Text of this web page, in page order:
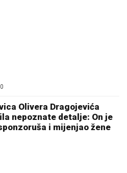
0
Olivera Dragojevića
nepoznate detalje: On je
i mijenjao žene